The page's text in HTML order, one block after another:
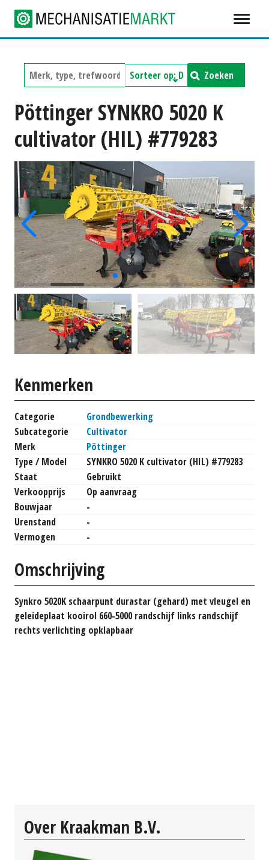
Zoeken
Pöttinger SYNKRO 5020 K
cultivator (HIL) #779283
Kenmerken
Categorie
Grondbewerking
Subcategorie
Cultivator
Merk
Pöttinger
Type / Model
SYNKRO 5020 K cultivator (HIL) #779283
Staat
Gebruikt
Verkoopprijs
Op aanvraag
Bouwjaar
-
Urenstand
-
Vermogen
-
Omschrijving
Synkro 5020K schaarpunt durastar (gehard) met vleugel en
geleideplaat kooirol 660-5000 randschijf links randschijf
rechts verlichting opklapbaar
Over Kraakman B.V.